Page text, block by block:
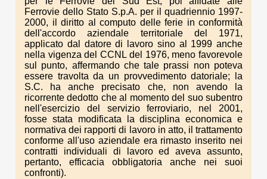
Ferrovie dello Stato S.p.A. per il quadriennio 1997-
2000, il diritto al computo delle ferie in conformità
dell'accordo aziendale territoriale del 1971,
applicato dal datore di lavoro sino al 1999 anche
nella vigenza del CCNL del 1976, meno favorevole
sul punto, affermando che tale prassi non poteva
essere travolta da un provvedimento datoriale; la
S.C. ha anche precisato che, non avendo la
ricorrente dedotto che al momento del suo subentro
nell'esercizio del servizio ferroviario, nel 2001,
fosse stata modificata la disciplina economica e
normativa dei rapporti di lavoro in atto, il trattamento
conforme all'uso aziendale era rimasto inserito nei
contratti individuali di lavoro ed aveva assunto,
pertanto, efficacia obbligatoria anche nei suoi
confronti).